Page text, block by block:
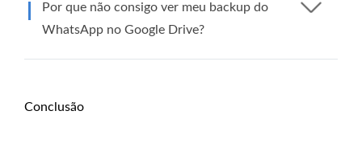
Por que não consigo ver meu backup do
WhatsApp no ​​Google Drive?
Conclusão